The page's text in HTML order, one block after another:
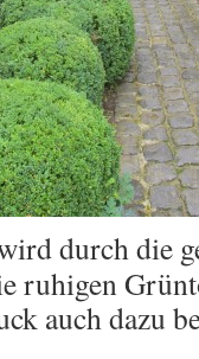
durch die
ruhigen
auch dazu